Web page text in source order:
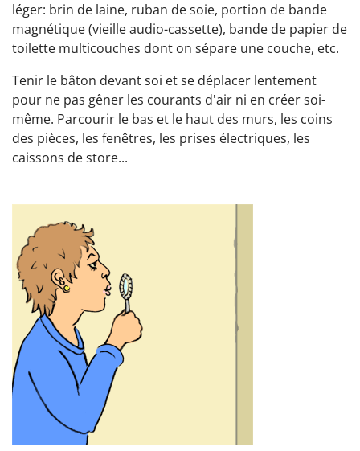
léger: brin de laine, ruban de soie, portion de bande
magnétique (vieille audio-cassette), bande de papier de
toilette multicouches dont on sépare une couche, etc.
Tenir le bâton devant soi et se déplacer lentement
pour ne pas gêner les courants d'air ni en créer soi-
même. Parcourir le bas et le haut des murs, les coins
des pièces, les fenêtres, les prises électriques, les
caissons de store...